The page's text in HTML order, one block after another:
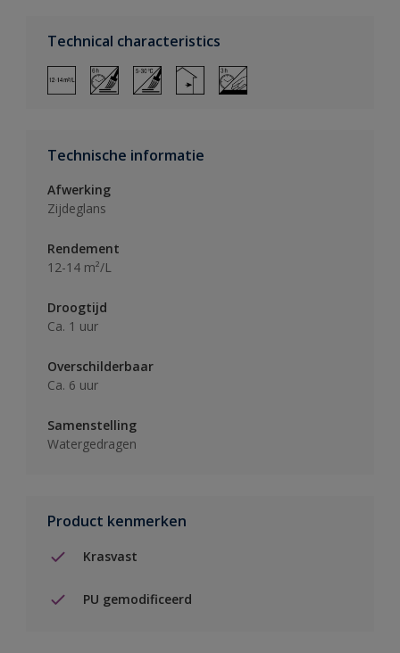
Technical characteristics
Technische informatie
Afwerking
Zijdeglans
Rendement
12-14 m²/L
Droogtijd
Ca. 1 uur
Overschilderbaar
Ca. 6 uur
Samenstelling
Watergedragen
Product kenmerken
Krasvast
PU gemodificeerd